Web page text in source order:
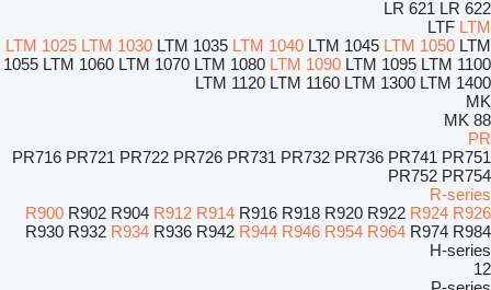
LR 621 LR 622
LTF LTM
LTM 1025 LTM 1030 LTM 1035 LTM 1040 LTM 1045 LTM 1050 LTM
1055 LTM 1060 LTM 1070 LTM 1080 LTM 1090 LTM 1095 LTM 1100
LTM 1120 LTM 1160 LTM 1300 LTM 1400
MK
MK 88
PR
PR716 PR721 PR722 PR726 PR731 PR732 PR736 PR741 PR751
PR752 PR754
R-series
R900 R902 R904 R912 R914 R916 R918 R920 R922 R924 R926
R930 R932 R934 R936 R942 R944 R946 R954 R964 R974 R984
H-series
12